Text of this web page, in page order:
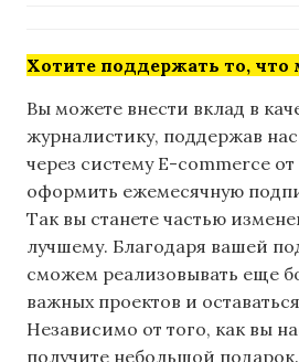
Хотите поддержать то,
Вы можете внести вклад в
журналистику, поддержав
через систему E-commerce
оформить ежемесячную
Так вы станете частью
лучшему. Благодаря вашей
сможем реализовывать еще
важных проектов и
Независимо от того, как вы
получите небольшой